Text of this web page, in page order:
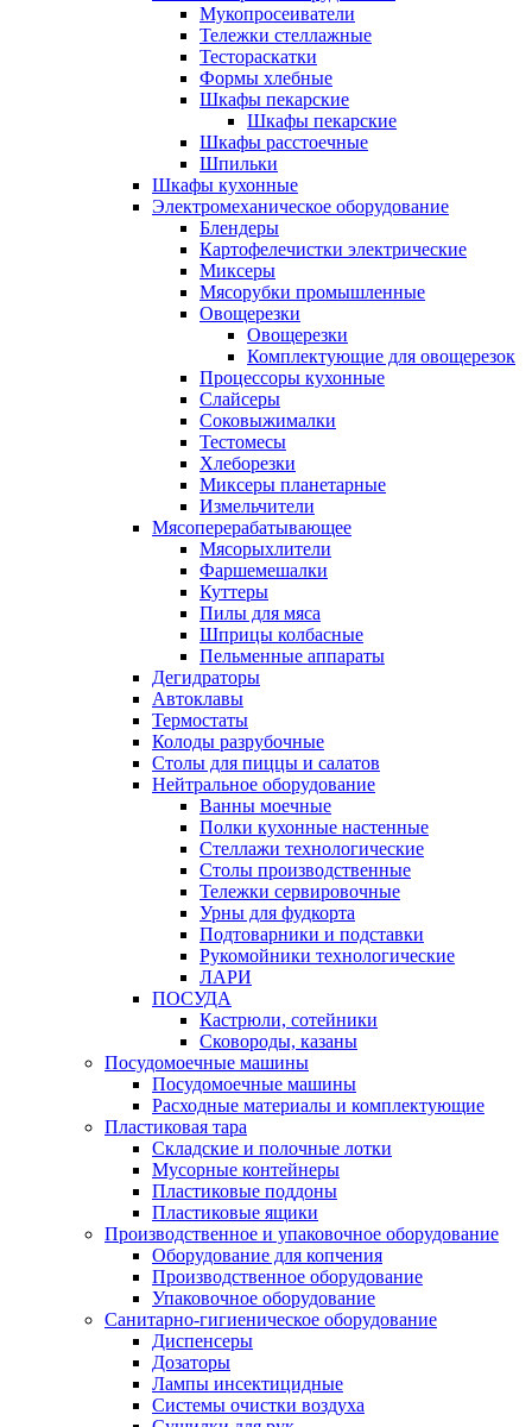
Мукопросеиватели
Тележки стеллажные
Тестораскатки
Формы хлебные
Шкафы пекарские
Шкафы пекарские
Шкафы расстоечные
Шпильки
Шкафы кухонные
Электромеханическое оборудование
Блендеры
Картофелечистки электрические
Миксеры
Мясорубки промышленные
Овощерезки
Овощерезки
Комплектующие для овощерезок
Процессоры кухонные
Слайсеры
Соковыжималки
Тестомесы
Хлеборезки
Миксеры планетарные
Измельчители
Мясоперерабатывающее
Мясорыхлители
Фаршемешалки
Куттеры
Пилы для мяса
Шприцы колбасные
Пельменные аппараты
Дегидраторы
Автоклавы
Термостаты
Колоды разрубочные
Столы для пиццы и салатов
Нейтральное оборудование
Ванны моечные
Полки кухонные настенные
Стеллажи технологические
Столы производственные
Тележки сервировочные
Урны для фудкорта
Подтоварники и подставки
Рукомойники технологические
ЛАРИ
ПОСУДА
Кастрюли, сотейники
Сковороды, казаны
Посудомоечные машины
Посудомоечные машины
Расходные материалы и комплектующие
Пластиковая тара
Складские и полочные лотки
Мусорные контейнеры
Пластиковые поддоны
Пластиковые ящики
Производственное и упаковочное оборудование
Оборудование для копчения
Производственное оборудование
Упаковочное оборудование
Санитарно-гигиеническое оборудование
Диспенсеры
Дозаторы
Лампы инсектицидные
Системы очистки воздуха